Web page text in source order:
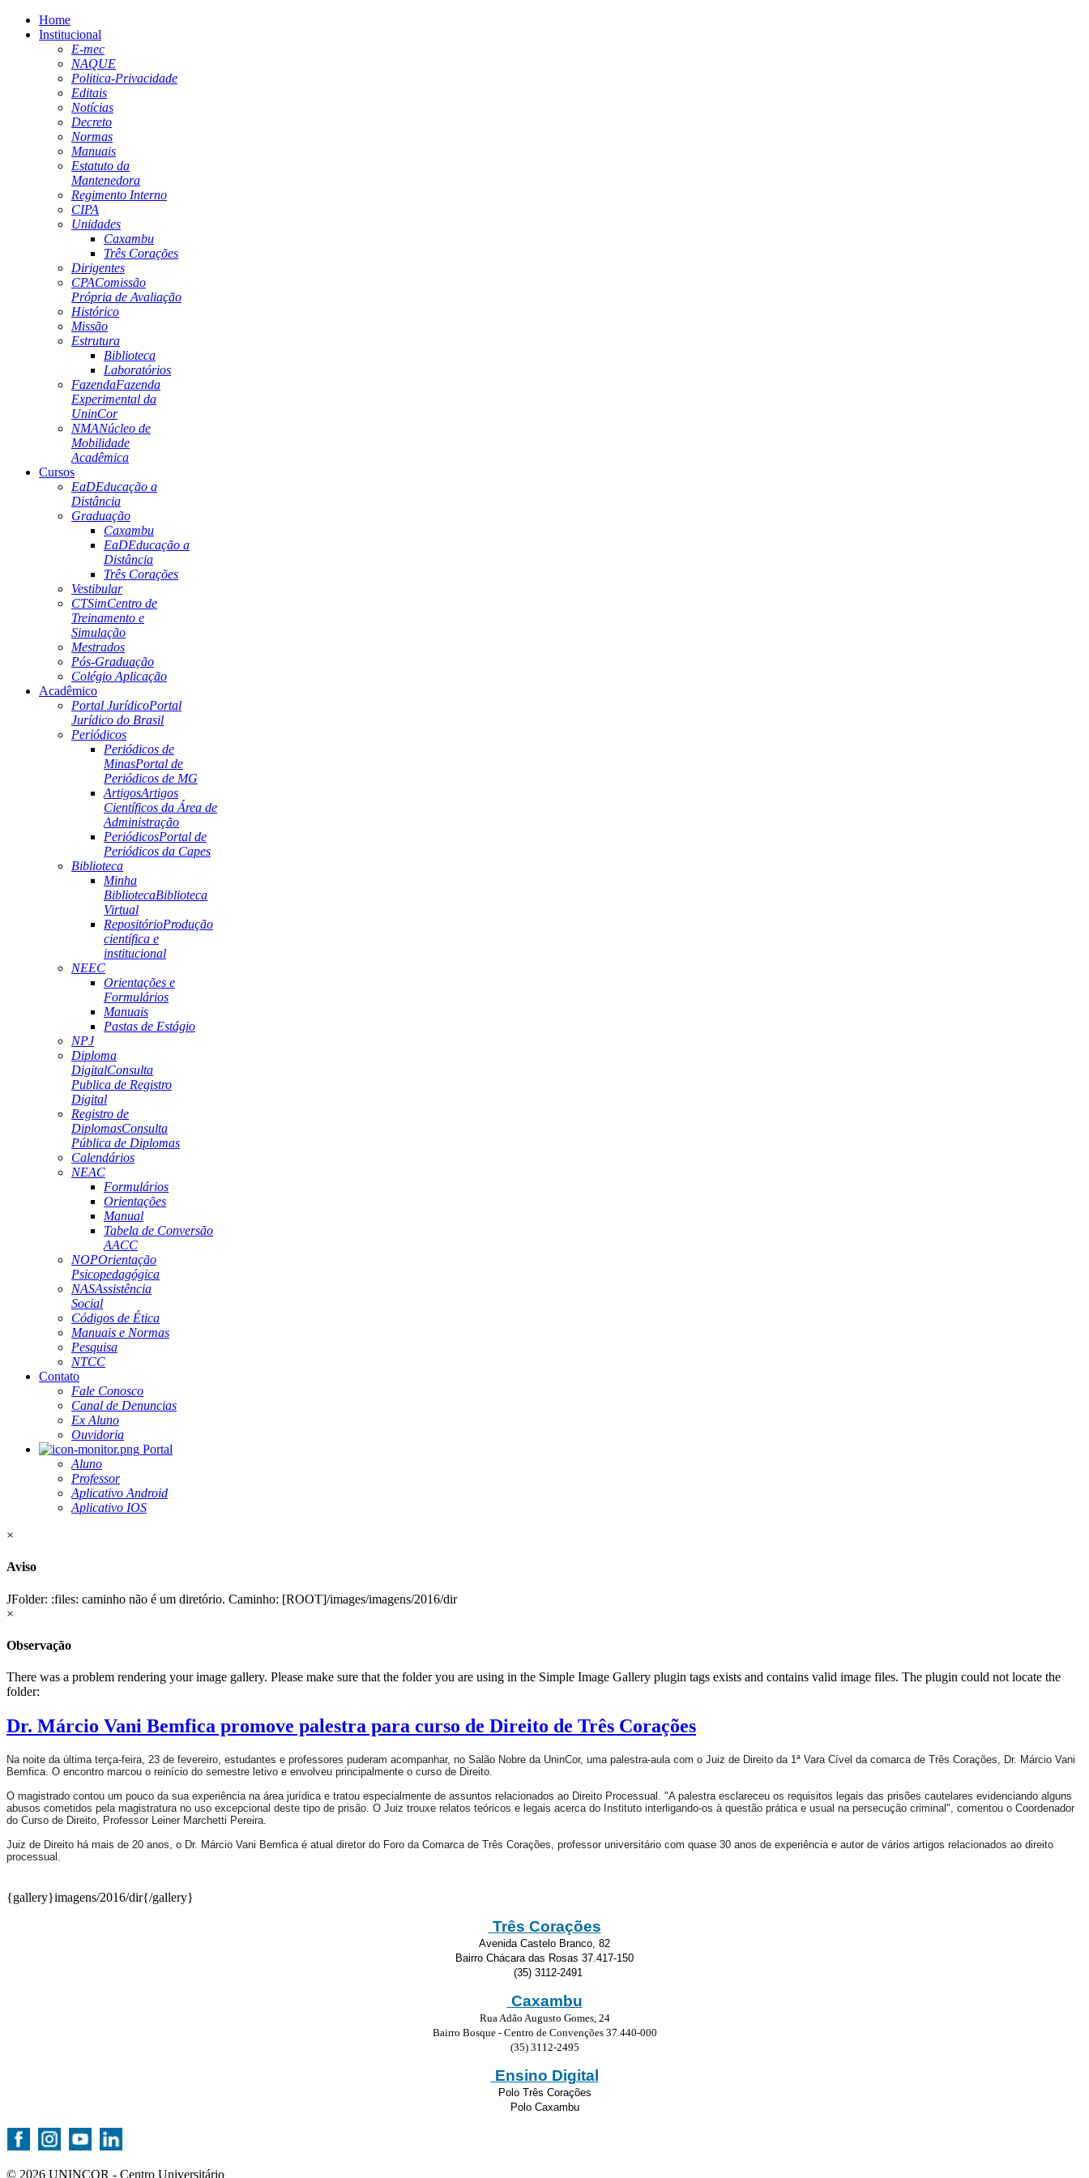
Home
Institucional
E-mec
NAQUE
Politica-Privacidade
Editais
Notícias
Decreto
Normas
Manuais
Estatuto da
Mantenedora
Regimento Interno
CIPA
Unidades
Caxambu
Três Corações
Dirigentes
CPAComissão
Própria de Avaliação
Histórico
Missão
Estrutura
Biblioteca
Laboratórios
FazendaFazenda
Experimental da
UninCor
NMANúcleo de
Mobilidade
Acadêmica
Cursos
EaDEducação a
Distância
Graduação
Caxambu
EaDEducação a
Distância
Três Corações
Vestibular
CTSimCentro de
Treinamento e
Simulação
Mestrados
Pós-Graduação
Colégio Aplicação
Acadêmico
Portal JurídicoPortal
Jurídico do Brasil
Periódicos
Periódicos de
MinasPortal de
Periódicos de MG
ArtigosArtigos
Científicos da Área de
Administração
PeriódicosPortal de
Periódicos da Capes
Biblioteca
Minha
BibliotecaBiblioteca
Virtual
RepositórioProdução
científica e
institucional
NEEC
Orientações e
Formulários
Manuais
Pastas de Estágio
NPJ
Diploma
DigitalConsulta
Publica de Registro
Digital
Registro de
DiplomasConsulta
Pública de Diplomas
Calendários
NEAC
Formulários
Orientações
Manual
Tabela de Conversão
AACC
NOPOrientação
Psicopedagógica
NASAssistência
Social
Códigos de Ética
Manuais e Normas
Pesquisa
NTCC
Contato
Fale Conosco
Canal de Denuncias
Ex Aluno
Ouvidoria
Portal
Aluno
Professor
Aplicativo Android
Aplicativo IOS
×
Aviso
JFolder: :files: caminho não é um diretório. Caminho: [ROOT]/images/imagens/2016/dir
×
Observação
There was a problem rendering your image gallery. Please make sure that the folder you are using in the Simple Image Gallery plugin tags exists and contains valid image files. The plugin could not locate the
folder:
Dr. Márcio Vani Bemfica promove palestra para curso de Direito de Três Corações
Na noite da última terça-feira, 23 de fevereiro, estudantes e professores puderam acompanhar, no Salão Nobre da UninCor, uma palestra-aula com o Juiz de Direito da 1ª Vara Cível da comarca de Três Corações, Dr. Márcio Vani
Bemfica. O encontro marcou o reinício do semestre letivo e envolveu principalmente o curso de Direito.
O magistrado contou um pouco da sua experiência na área jurídica e tratou especialmente de assuntos relacionados ao Direito Processual. "A palestra esclareceu os requisitos legais das prisões cautelares evidenciando alguns
abusos cometidos pela magistratura no uso excepcional deste tipo de prisão. O Juiz trouxe relatos teóricos e legais acerca do Instituto interligando-os à questão prática e usual na persecução criminal", comentou o Coordenador
do Curso de Direito, Professor Leiner Marchetti Pereira.
Juiz de Direito há mais de 20 anos, o Dr. Márcio Vani Bemfica é atual diretor do Foro da Comarca de Três Corações, professor universitário com quase 30 anos de experiência e autor de vários artigos relacionados ao direito
processual.
{gallery}imagens/2016/dir{/gallery}
Três Corações
Avenida Castelo Branco, 82
Bairro Chácara das Rosas 37.417-150
(35) 3112-2491
Caxambu
Rua Adão Augusto Gomes, 24
Bairro Bosque - Centro de Convenções 37.440-000
(35) 3112-2495
Ensino Digital
Polo Três Corações
Polo Caxambu
© 2026 UNINCOR - Centro Universitário